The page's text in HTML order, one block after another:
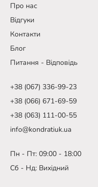
Про нас
Відгуки
Контакти
Блог
Питання - Відповідь
+38 (067) 336-99-23
+38 (066) 671-69-59
+38 (063) 111-00-55
info@kondratiuk.ua
Пн - Пт: 09:00 - 18:00
Сб - Нд: Вихідний